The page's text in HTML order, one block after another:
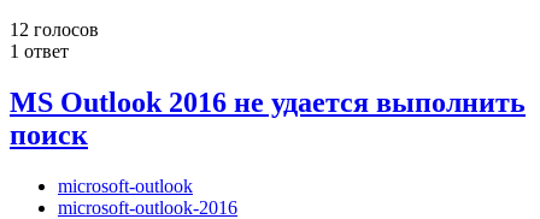
12 голосов
1 ответ
MS Outlook 2016 не удается выполнить
поиск
microsoft-outlook
microsoft-outlook-2016